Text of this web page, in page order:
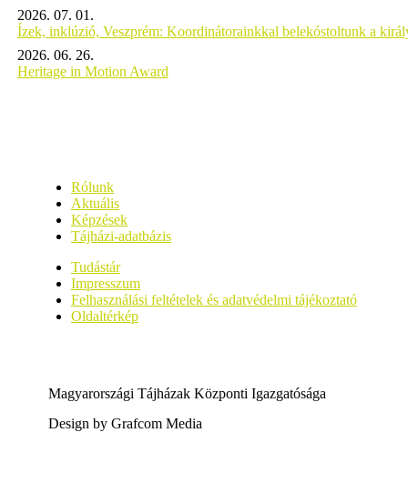
2026. 07. 01.
Ízek, inklúzió, Veszprém: Koordinátorainkkal belekóstoltunk a
2026. 06. 26.
Heritage in Motion Award
Rólunk
Aktuális
Képzések
Tájházi-adatbázis
Tudástár
Impresszum
Felhasználási feltételek és adatvédelmi tájékoztató
Oldaltérkép
Magyarországi Tájházak Központi Igazgatósága
Design by Grafcom Media